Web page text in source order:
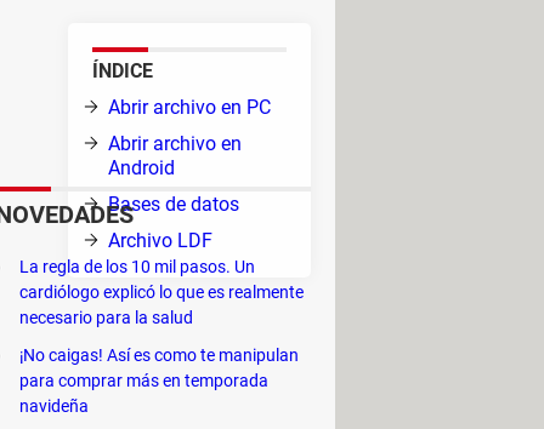
ÍNDICE
Abrir archivo en PC
Abrir archivo en
Android
Bases de datos
Archivo LDF
de
MDF,
La regla de los 10 mil pasos. Un
cardiólogo explicó lo que es realmente
necesario para la salud
¡No caigas! Así es como te manipulan
para comprar más en temporada
navideña